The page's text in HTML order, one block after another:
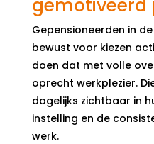
gemotiveerd
Gepensioneerden in
bewust voor kiezen
doen dat met volle
oprecht werkplezier.
dagelijks zichtbaar in
instelling en de
werk.